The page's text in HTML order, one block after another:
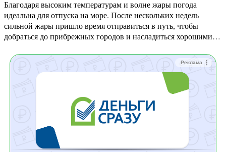
Благодаря высоким температурам и волне жары погода
идеальна для отпуска на море. После нескольких недель
сильной жары пришло время отправиться в путь, чтобы
добраться до прибрежных городов и насладиться хорошими…
Реклама